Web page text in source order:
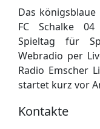
Das
FC Schalke
Spieltag für
Webradio per
Radio Emscher
startet kurz vor
Kontakte